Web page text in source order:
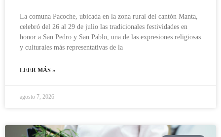
La comuna Pacoche, ubicada en la zona rural del cantón Manta,
celebró del 26 al 29 de julio las tradicionales festividades en
honor a San Pedro y San Pablo, una de las expresiones religiosas
y culturales más representativas de la
LEER MÁS »
agosto 7, 2026